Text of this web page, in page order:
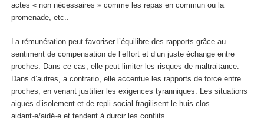
actes « non nécessaires » comme les repas en commun ou la
promenade, etc..
La rémunération peut favoriser l’équilibre des rapports grâce au
sentiment de compensation de l’effort et d’un juste échange entre
proches. Dans ce cas, elle peut limiter les risques de maltraitance.
Dans d’autres, a contrario, elle accentue les rapports de force entre
proches, en venant justifier les exigences tyranniques. Les situations
aiguës d’isolement et de repli social fragilisent le huis clos
aidant·e/aidé·e et tendent à durcir les conflits.